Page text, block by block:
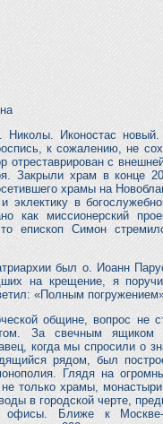
Иконостас новый.
к сожалению, не
с
Закрыли храм в конце
храмы на
эклектику в
как миссионерский
епископ Симон
был о. Иоанн
на крещение, я
«Полным
общине, вопрос не
За свечным ящиком
когда мы спросили о
рядом, был
Глядя на
только храмы, монастыри
в городской черте,
офисы. Ближе к Москве-